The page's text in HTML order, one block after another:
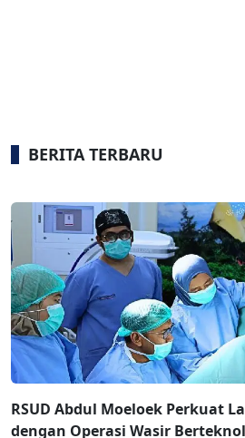
BERITA TERBARU
RSUD Abdul Moeloek Perkuat
dengan Operasi Wasir